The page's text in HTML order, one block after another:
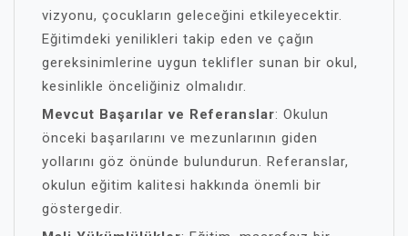
vizyonu, çocukların geleceğini etkileyecektir.
Eğitimdeki yenilikleri takip eden ve çağın
gereksinimlerine uygun teklifler sunan bir okul,
kesinlikle önceliğiniz olmalıdır.
Mevcut Başarılar ve Referanslar: Okulun
önceki başarılarını ve mezunlarının giden
yollarını göz önünde bulundurun. Referanslar,
okulun eğitim kalitesi hakkında önemli bir
göstergedir.